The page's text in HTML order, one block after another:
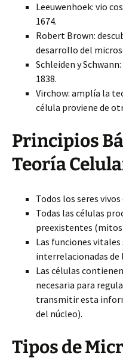
Leeuwenhoek: vio
1674.
Robert Brown:
desarrollo del
Schleiden y
1838.
Virchow: amplía la
célula proviene de
Principios
Teoría
Todos los seres
Todas las células
preexistentes
Las funciones
interrelacionadas de
Las células
necesaria para
transmitir esta
del núcleo).
Tipos de